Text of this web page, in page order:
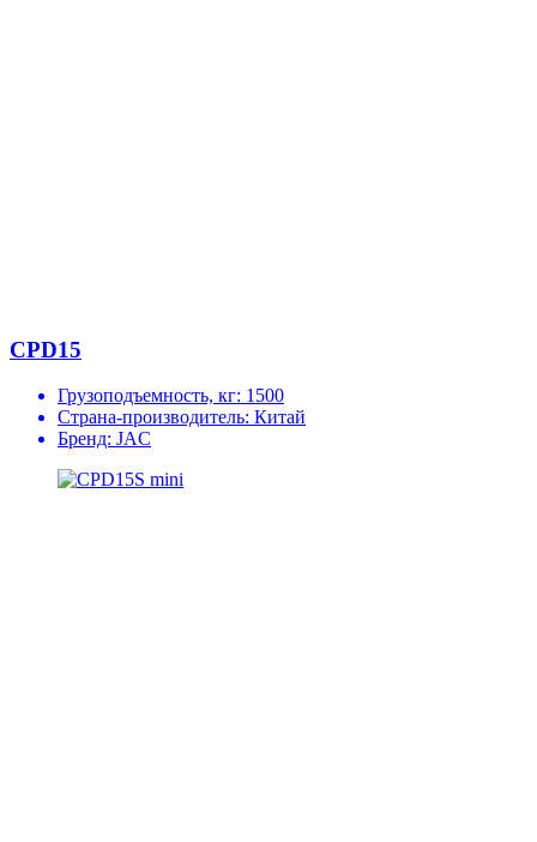
CPD15
Грузоподъемность, кг: 1500
Страна-производитель: Китай
Бренд: JAC